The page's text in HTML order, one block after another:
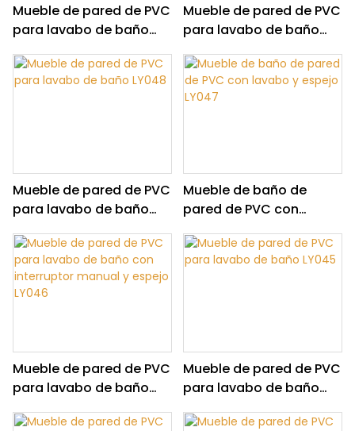
Mueble de pared de PVC
para lavabo de baño
Mueble de pared de PVC
para lavabo de baño
Mueble de pared de PVC
para lavabo de baño
Mueble de baño de
pared de PVC con
Mueble de pared de PVC
para lavabo de baño
y espejo LY046
Mueble de pared de PVC
para lavabo de baño